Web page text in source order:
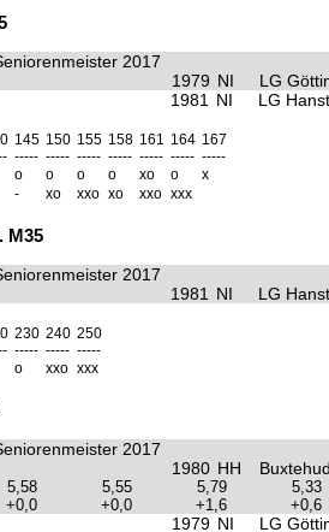
2017
1979 NI
LG
1981 NI LG
145 150 155 158 161 164 167
----- ----- ----- ----- ----- ----- -----
o o o o xo o
x
- xo xxo xo xxo xxx
M35
2017
1981 NI LG
230 240 250
----- ----- -----
o xxo xxx
2017
1980 HH
5,58 5,55 5,79
5,33
+0,0 +0,0 +1,6 +0,6
1979 NI LG